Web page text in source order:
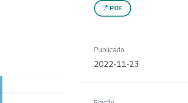
PDF
Publicado
2022-11-23